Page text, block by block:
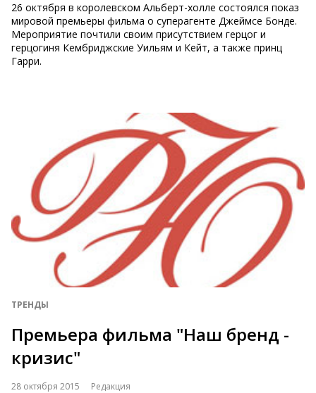
26 октября в королевском Альберт-холле состоялся показ
мировой премьеры фильма о суперагенте Джеймсе Бонде.
Мероприятие почтили своим присутствием герцог и
герцогиня Кембриджские Уильям и Кейт, а также принц
Гарри.
ТРЕНДЫ
Премьера фильма "Наш бренд -
кризис"
28 октября 2015 Редакция